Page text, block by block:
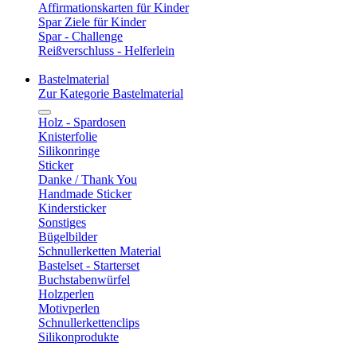
Affirmationskarten für Kinder
Spar Ziele für Kinder
Spar - Challenge
Reißverschluss - Helferlein
Bastelmaterial
Zur Kategorie Bastelmaterial
Holz - Spardosen
Knisterfolie
Silikonringe
Sticker
Danke / Thank You
Handmade Sticker
Kindersticker
Sonstiges
Bügelbilder
Schnullerketten Material
Bastelset - Starterset
Buchstabenwürfel
Holzperlen
Motivperlen
Schnullerkettenclips
Silikonprodukte